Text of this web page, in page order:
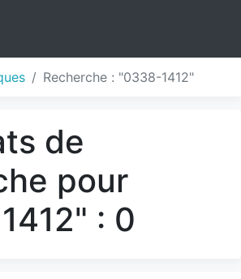
Recherche : "0338-1412"
de
pour
: 0